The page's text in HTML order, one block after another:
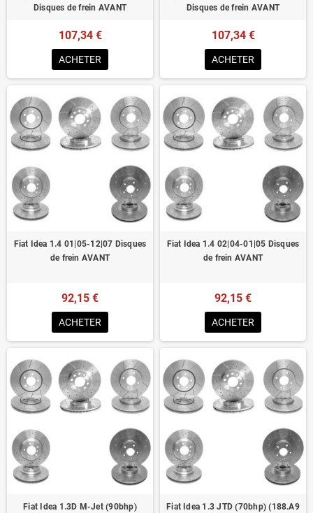
Disques de frein AVANT
107,34 €
ACHETER
Disques de frein AVANT
107,34 €
ACHETER
Fiat Idea 1.4 01|05-12|07 Disques
de frein AVANT
92,15 €
ACHETER
Fiat Idea 1.4 02|04-01|05 Disques
de frein AVANT
92,15 €
ACHETER
Fiat Idea 1.3D M-Jet (90bhp)
Fiat Idea 1.3 JTD (70bhp) (188.A9